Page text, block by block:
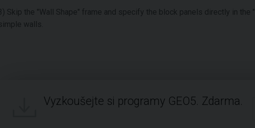
Skip the "Wall Shape" frame and specify the block panels directly in the "
walls.
Vyzkoušejte si programy GEO5. Zdarma.